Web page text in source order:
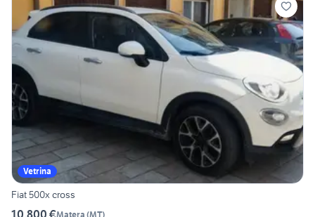
Vetrina
Fiat 500x cross
Matera (MT)